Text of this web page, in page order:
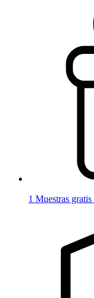
1 Muestras